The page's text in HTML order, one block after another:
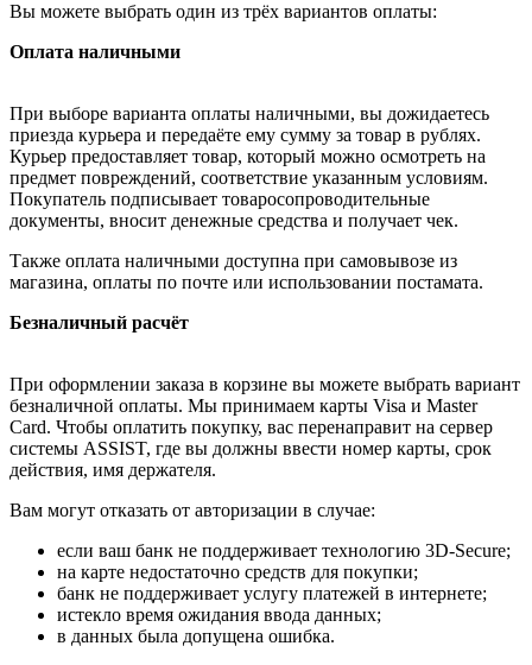
Вы можете выбрать один из трёх вариантов оплаты:
Оплата наличными
При выборе варианта оплаты наличными, вы дожидаетесь
приезда курьера и передаёте ему сумму за товар в рублях.
Курьер предоставляет товар, который можно осмотреть на
предмет повреждений, соответствие указанным условиям.
Покупатель подписывает товаросопроводительные
документы, вносит денежные средства и получает чек.
Также оплата наличными доступна при самовывозе из
магазина, оплаты по почте или использовании постамата.
Безналичный расчёт
При оформлении заказа в корзине вы можете выбрать вариант
безналичной оплаты. Мы принимаем карты Visa и Master
Card. Чтобы оплатить покупку, вас перенаправит на сервер
системы ASSIST, где вы должны ввести номер карты, срок
действия, имя держателя.
Вам могут отказать от авторизации в случае:
если ваш банк не поддерживает технологию 3D-Secure;
на карте недостаточно средств для покупки;
банк не поддерживает услугу платежей в интернете;
истекло время ожидания ввода данных;
в данных была допущена ошибка.